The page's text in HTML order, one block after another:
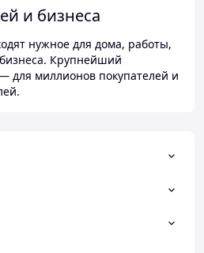
и бизнеса
нужное для дома, работы,
Крупнейший
для миллионов покупателей и